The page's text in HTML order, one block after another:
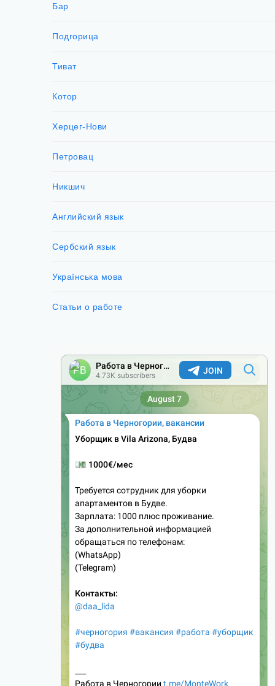
Бар
Подгорица
Тиват
Котор
Херцег-Нови
Петровац
Никшич
Английский язык
Сербский язык
Українська мова
Статьи о работе